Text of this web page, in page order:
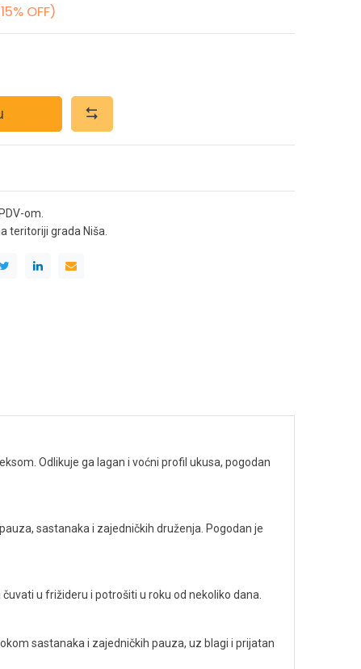
OFF)
om.
teritoriji grada Niša.
Odlikuje ga lagan i voćni profil ukusa, pogodan
sastanaka i zajedničkih druženja. Pogodan je
u frižideru i potrošiti u roku od nekoliko dana.
sastanaka i zajedničkih pauza, uz blagi i prijatan